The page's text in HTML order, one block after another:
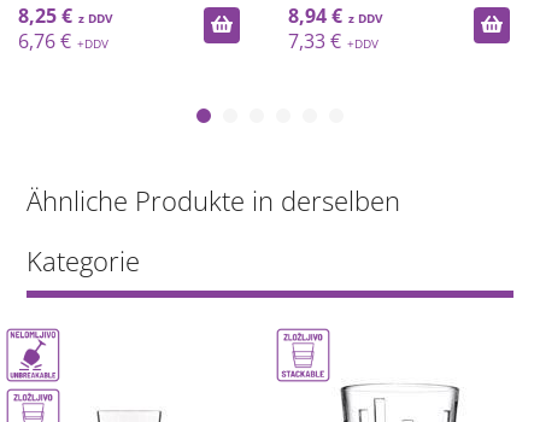
8,25 €
6,76 €
8,94 €
7,33 €
Ähnliche Produkte in derselben
Kategorie